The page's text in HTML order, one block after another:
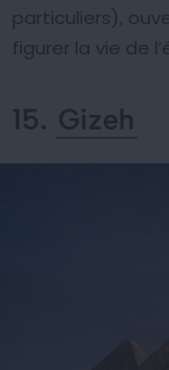
particuliers),
figurer la vie de
15. Gizeh